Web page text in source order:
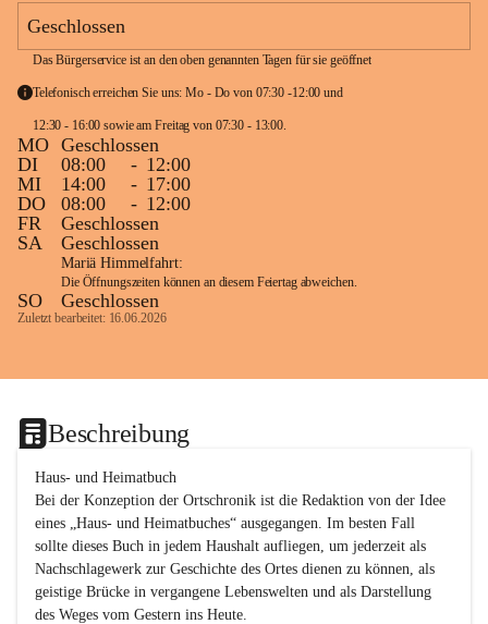
Geschlossen
Das Bürgerservice ist an den oben genannten Tagen für sie geöffnet
Telefonisch erreichen Sie uns: Mo - Do von 07:30 -12:00 und
MO Geschlossen
DI
08:00 - 12:00
MI
14:00 - 17:00
DO
08:00 - 12:00
FR
Geschlossen
SA
Geschlossen
Mariä Himmelfahrt:
Die Öffnungszeiten können an diesem Feiertag abweichen.
SO Geschlossen
Zuletzt bearbeitet: 16.06.2026
Beschreibung
Haus- und Heimatbuch
Bei der Konzeption der Ortschronik ist die Redaktion von der Idee
eines „Haus- und Heimatbuches“ ausgegangen. Im besten Fall
sollte dieses Buch in jedem Haushalt aufliegen, um jederzeit als
Nachschlagewerk zur Geschichte des Ortes dienen zu können, als
geistige Brücke in vergangene Lebenswelten und als Darstellung
des Weges vom Gestern ins Heute.